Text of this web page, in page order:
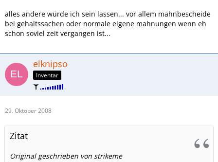
alles andere würde ich sein lassen... vor allem mahnbescheide
bei gehaltssachen oder normale eigene mahnungen wenn eh
schon soviel zeit vergangen ist...
elknipso
Inventar
29. Oktober 2008
Zitat
Original geschrieben von strikeme